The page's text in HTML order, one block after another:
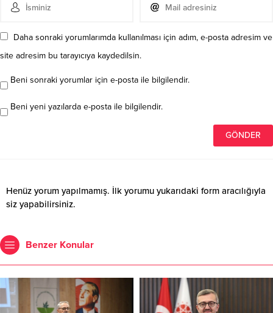
Daha sonraki yorumlarımda kullanılması için adım, e-posta adresim ve
site adresim bu tarayıcıya kaydedilsin.
Beni sonraki yorumlar için e-posta ile bilgilendir.
Beni yeni yazılarda e-posta ile bilgilendir.
Henüz yorum yapılmamış. İlk yorumu yukarıdaki form aracılığıyla
siz yapabilirsiniz.
Benzer Konular